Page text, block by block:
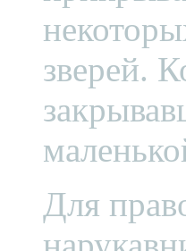
зверей.
Для